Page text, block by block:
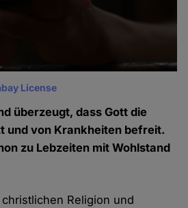
License
überzeugt, dass Gott die
und von Krankheiten befreit.
zu Lebzeiten mit Wohlstand
Religion und